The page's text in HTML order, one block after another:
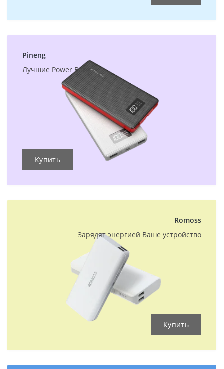
Pineng
Лучшие Power Bank
Купить
Romoss
Зарядят энергией Ваше устройство
Купить